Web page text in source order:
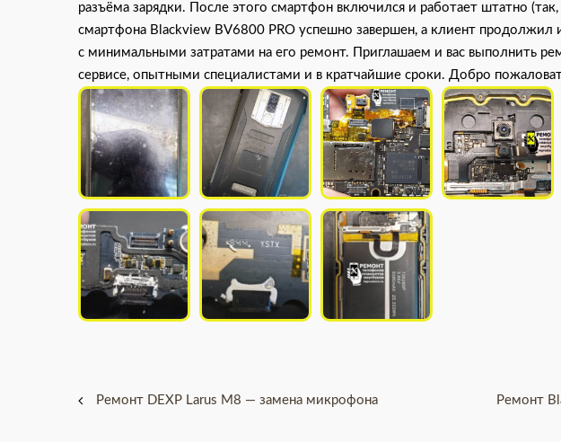
разъёма зарядки. После этого смартфон включился и работает штатно
смартфона Blackview BV6800 PRO успешно завершен, а клиент продолжил
с минимальными затратами на его ремонт. Приглашаем и вас выполнить
сервисе, опытными специалистами и в кратчайшие сроки. Добро
Навигация
Ремонт DEXP Larus M8 — замена микрофона
Ремонт